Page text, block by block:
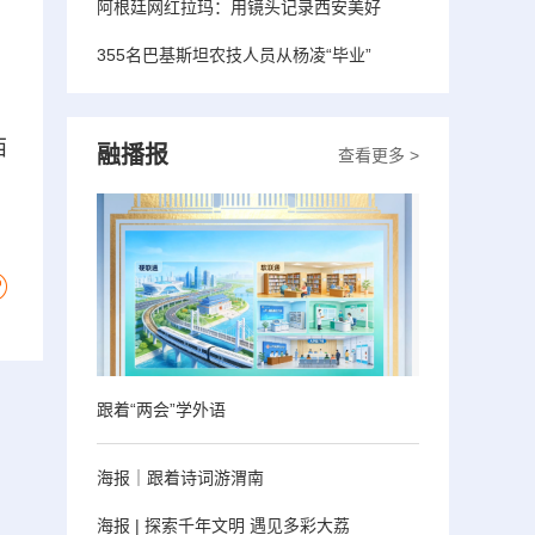
阿根廷网红拉玛：用镜头记录西安美好
355名巴基斯坦农技人员从杨凌“毕业”
查看更多 >
融播报
跟着“两会”学外语
海报｜跟着诗词游渭南
海报 | 探索千年文明 遇见多彩大荔